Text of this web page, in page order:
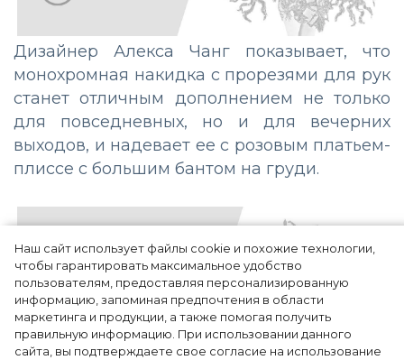
Наш сайт использует файлы cookie и похожие технологии,
чтобы гарантировать максимальное удобство
пользователям, предоставляя персонализированную
информацию, запоминая предпочтения в области
маркетинга и продукции, а также помогая получить
правильную информацию. При использовании данного
сайта, вы подтверждаете свое согласие на использование
Дизайнер Алекса Чанг показывает, что
монохромная накидка с прорезями для рук
станет отличным дополнением не только
для повседневных, но и для вечерних
выходов, и надевает ее с розовым платьем-
плиссе с большим бантом на груди.